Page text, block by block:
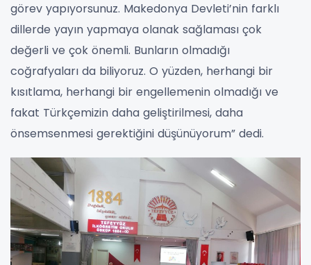
görev yapıyorsunuz. Makedonya Devleti’nin farklı
dillerde yayın yapmaya olanak sağlaması çok
değerli ve çok önemli. Bunların olmadığı
coğrafyaları da biliyoruz. O yüzden, herhangi bir
kısıtlama, herhangi bir engellemenin olmadığı ve
fakat Türkçemizin daha geliştirilmesi, daha
önsemsenmesi gerektiğini düşünüyorum” dedi.